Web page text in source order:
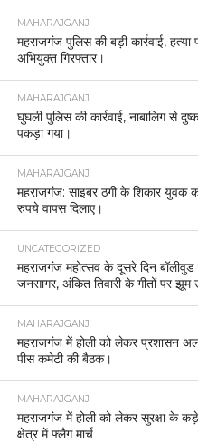
MAHARAJGANJ
महराजगंज पुलिस की बड़ी कार्रवाई, हत्या
अभियुक्त गिरफ्तार।
MAHARAJGANJ
घुघली पुलिस की कार्रवाई, नाबालिग से
पकड़ा गया।
MAHARAJGANJ
महराजगंज: साइबर ठगी के शिकार युवक
रुपये वापस दिलाए।
UNCATEGORIZED
महराजगंज महोत्सव के दूसरे दिन बॉलीवुड
जनसागर, अंकित तिवारी के गीतों पर झूम
MAHARAJGANJ
महराजगंज में होली को लेकर प्रशासन
पीस कमेटी की बैठक।
MAHARAJGANJ
महराजगंज में होली को लेकर सुरक्षा के
क्षेत्र में फ्लैग मार्च